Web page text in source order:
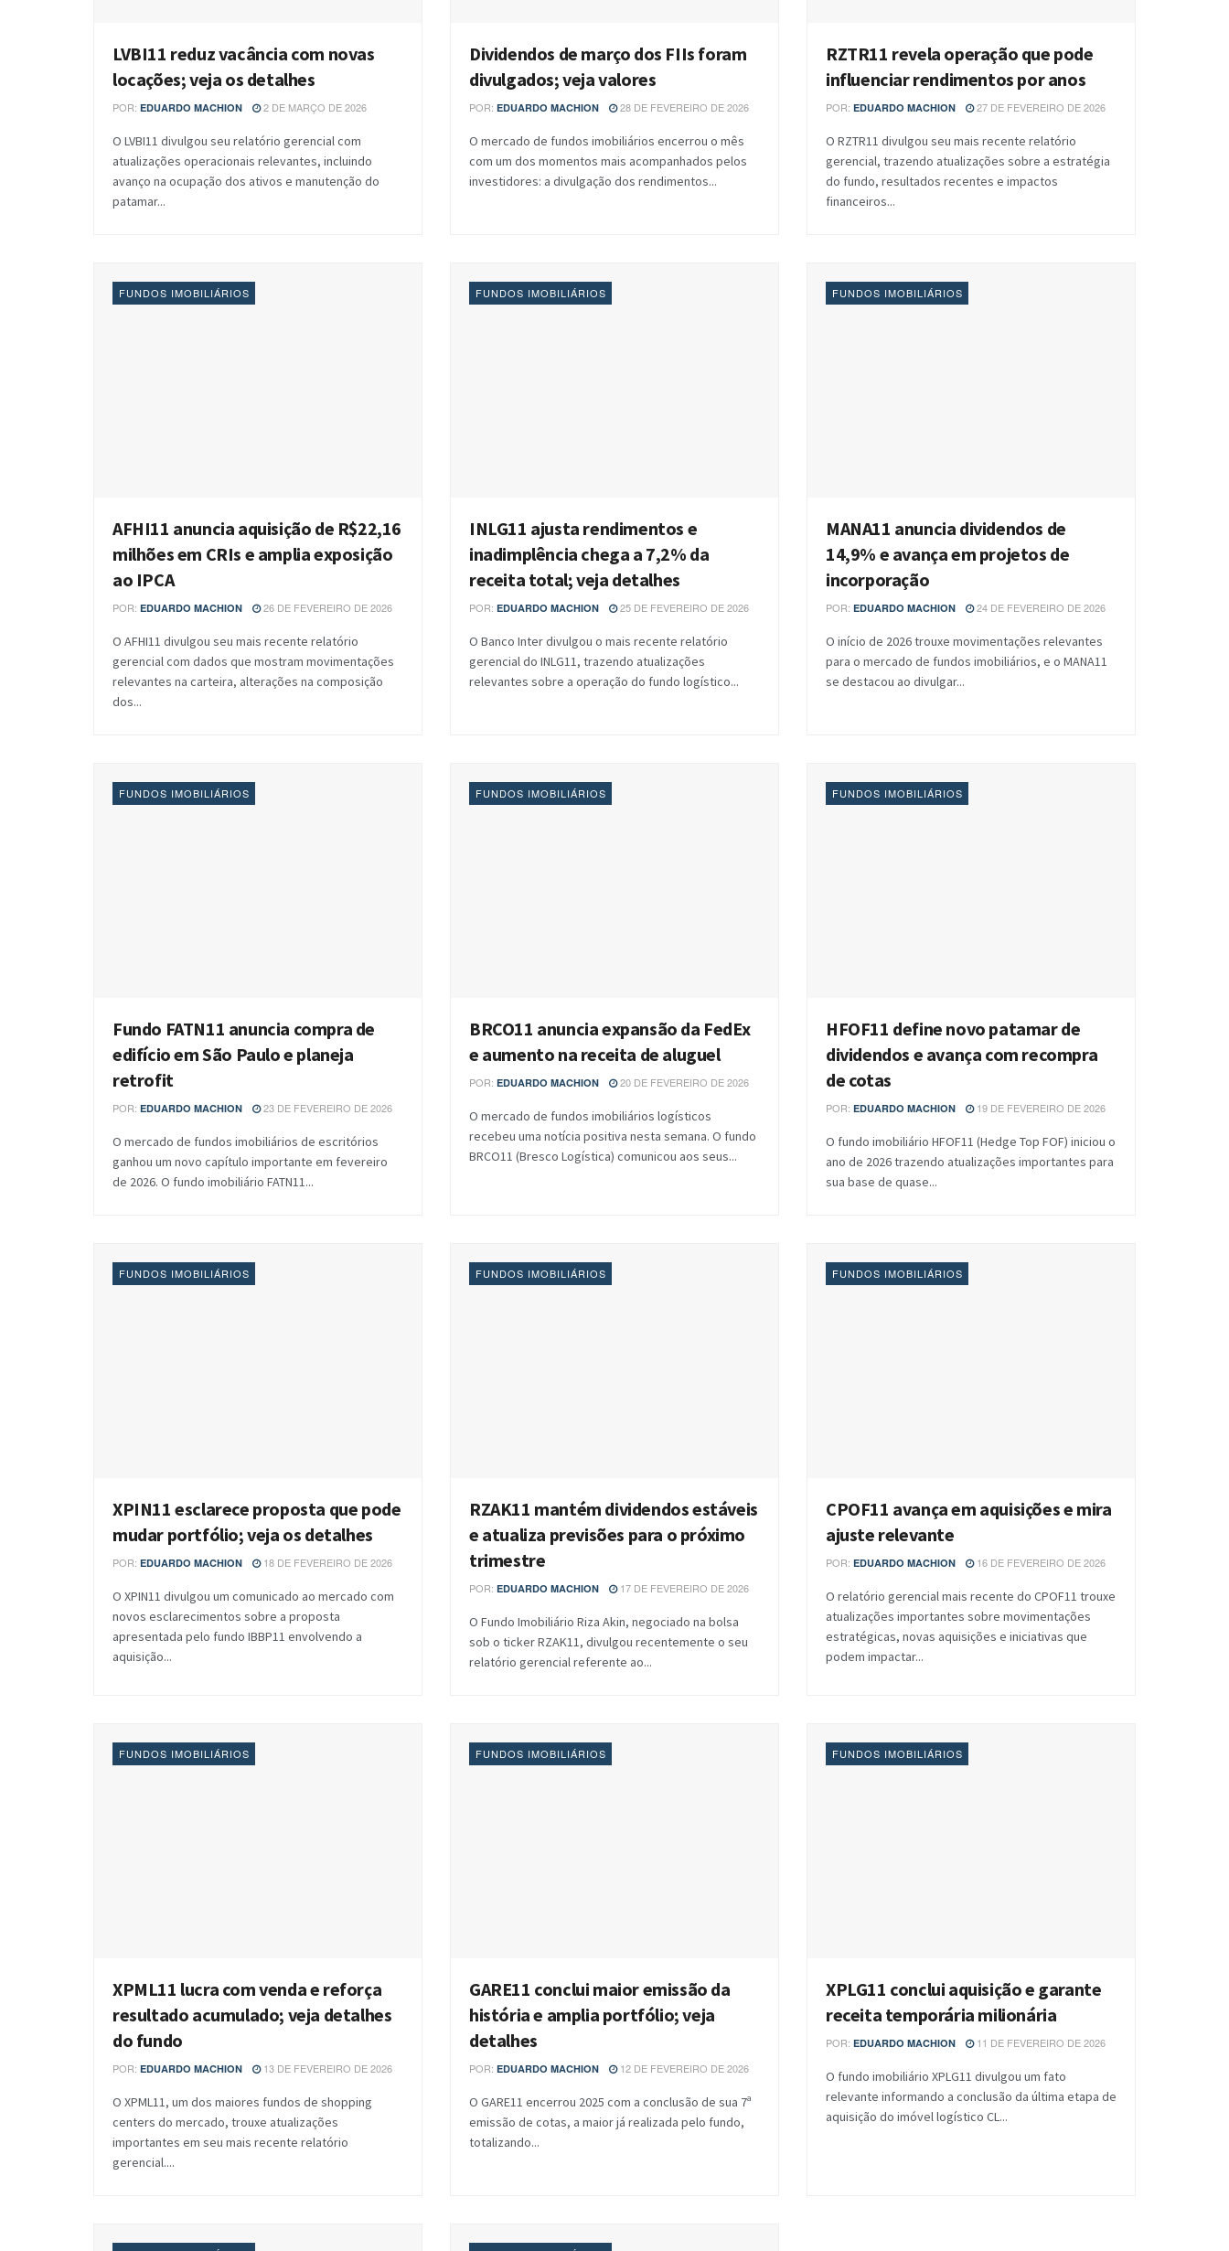
LVBI11 reduz vacância com novas
locações; veja os detalhes
POR: EDUARDO MACHION 2 DE MARÇO DE 2026
O LVBI11 divulgou seu relatório gerencial com
atualizações operacionais relevantes, incluindo
avanço na ocupação dos ativos e manutenção do
patamar...
Dividendos de março dos FIIs foram
divulgados; veja valores
POR: EDUARDO MACHION 28 DE FEVEREIRO DE 2026
O mercado de fundos imobiliários encerrou o mês
com um dos momentos mais acompanhados pelos
investidores: a divulgação dos rendimentos...
RZTR11 revela operação que pode
influenciar rendimentos por anos
POR: EDUARDO MACHION 27 DE FEVEREIRO DE 2026
O RZTR11 divulgou seu mais recente relatório
gerencial, trazendo atualizações sobre a estratégia
do fundo, resultados recentes e impactos
financeiros...
FUNDOS IMOBILIÁRIOS
AFHI11 anuncia aquisição de R$22,16
milhões em CRIs e amplia exposição
ao IPCA
POR: EDUARDO MACHION 26 DE FEVEREIRO DE 2026
O AFHI11 divulgou seu mais recente relatório
gerencial com dados que mostram movimentações
relevantes na carteira, alterações na composição
dos...
FUNDOS IMOBILIÁRIOS
INLG11 ajusta rendimentos e
inadimplência chega a 7,2% da
receita total; veja detalhes
POR: EDUARDO MACHION 25 DE FEVEREIRO DE 2026
O Banco Inter divulgou o mais recente relatório
gerencial do INLG11, trazendo atualizações
relevantes sobre a operação do fundo logístico...
FUNDOS IMOBILIÁRIOS
MANA11 anuncia dividendos de
14,9% e avança em projetos de
incorporação
POR: EDUARDO MACHION 24 DE FEVEREIRO DE 2026
O início de 2026 trouxe movimentações relevantes
para o mercado de fundos imobiliários, e o MANA11
se destacou ao divulgar...
FUNDOS IMOBILIÁRIOS
Fundo FATN11 anuncia compra de
edifício em São Paulo e planeja
retrofit
POR: EDUARDO MACHION 23 DE FEVEREIRO DE 2026
O mercado de fundos imobiliários de escritórios
ganhou um novo capítulo importante em fevereiro
de 2026. O fundo imobiliário FATN11...
FUNDOS IMOBILIÁRIOS
BRCO11 anuncia expansão da FedEx
e aumento na receita de aluguel
POR: EDUARDO MACHION 20 DE FEVEREIRO DE 2026
O mercado de fundos imobiliários logísticos
recebeu uma notícia positiva nesta semana. O fundo
BRCO11 (Bresco Logística) comunicou aos seus...
FUNDOS IMOBILIÁRIOS
HFOF11 define novo patamar de
dividendos e avança com recompra
de cotas
POR: EDUARDO MACHION 19 DE FEVEREIRO DE 2026
O fundo imobiliário HFOF11 (Hedge Top FOF) iniciou o
ano de 2026 trazendo atualizações importantes para
sua base de quase...
FUNDOS IMOBILIÁRIOS
XPIN11 esclarece proposta que pode
mudar portfólio; veja os detalhes
POR: EDUARDO MACHION 18 DE FEVEREIRO DE 2026
O XPIN11 divulgou um comunicado ao mercado com
novos esclarecimentos sobre a proposta
apresentada pelo fundo IBBP11 envolvendo a
aquisição...
FUNDOS IMOBILIÁRIOS
RZAK11 mantém dividendos estáveis
e atualiza previsões para o próximo
trimestre
POR: EDUARDO MACHION 17 DE FEVEREIRO DE 2026
O Fundo Imobiliário Riza Akin, negociado na bolsa
sob o ticker RZAK11, divulgou recentemente o seu
relatório gerencial referente ao...
FUNDOS IMOBILIÁRIOS
CPOF11 avança em aquisições e mira
ajuste relevante
POR: EDUARDO MACHION 16 DE FEVEREIRO DE 2026
O relatório gerencial mais recente do CPOF11 trouxe
atualizações importantes sobre movimentações
estratégicas, novas aquisições e iniciativas que
podem impactar...
FUNDOS IMOBILIÁRIOS
XPML11 lucra com venda e reforça
resultado acumulado; veja detalhes
do fundo
POR: EDUARDO MACHION 13 DE FEVEREIRO DE 2026
O XPML11, um dos maiores fundos de shopping
centers do mercado, trouxe atualizações
importantes em seu mais recente relatório
gerencial....
FUNDOS IMOBILIÁRIOS
GARE11 conclui maior emissão da
história e amplia portfólio; veja
detalhes
POR: EDUARDO MACHION 12 DE FEVEREIRO DE 2026
O GARE11 encerrou 2025 com a conclusão de sua 7ª
emissão de cotas, a maior já realizada pelo fundo,
totalizando...
FUNDOS IMOBILIÁRIOS
XPLG11 conclui aquisição e garante
receita temporária milionária
POR: EDUARDO MACHION 11 DE FEVEREIRO DE 2026
O fundo imobiliário XPLG11 divulgou um fato
relevante informando a conclusão da última etapa de
aquisição do imóvel logístico CL...